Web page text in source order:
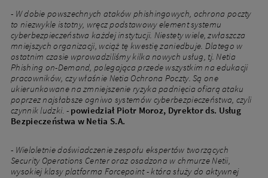
- W dobie powszechnych ataków phishingowych, ochrona poczty
to niezwykle istotny, wręcz podstawowy element systemu
cyberbezpieczeństwa każdej instytucji. Niestety wiele, zwłaszcza
mniejszych organizacji, wciąż tę kwestię zaniedbuje. Dlatego w
ostatnim czasie wprowadziliśmy kilka nowych usług, tj. Netia
Phishing on-Demand, polegająca przede wszystkim na edukacji
pracowników, czy właśnie Netia Ochrona Poczty. Są one
ukierunkowane na zmniejszenie ryzyka padnięcia ofiarą ataku
poprzez najsłabsze ogniwo systemów cyberbezpieczeństwa, czyli
czynnik ludzki. - powiedział Piotr Moroz, Dyrektor ds. Usług
Bezpieczeństwa w Netia S.A.
- Wieloletnie doświadczenie zespołu ekspertów tworzących
Security Operations Center oraz osadzona w chmurze Netii,
wysokiej klasy platforma Forcepoint - która służy do aktywnej